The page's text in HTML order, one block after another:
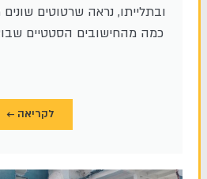
ובתלייתו, נראה שרטוטים
כמה מהחישובים הסטטיים
לקריאה ←